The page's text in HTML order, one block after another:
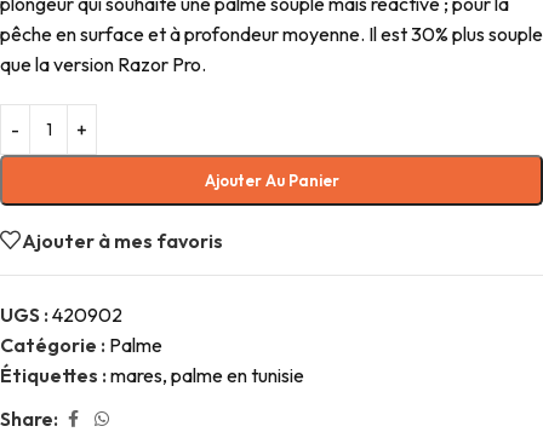
pêche en surface et à profondeur moyenne. Il est 30% plus souple
que la version Razor Pro.
Ajouter Au Panier
Ajouter à mes favoris
UGS : 420902
Catégorie : Palme
Étiquettes : mares, palme en tunisie
Share: